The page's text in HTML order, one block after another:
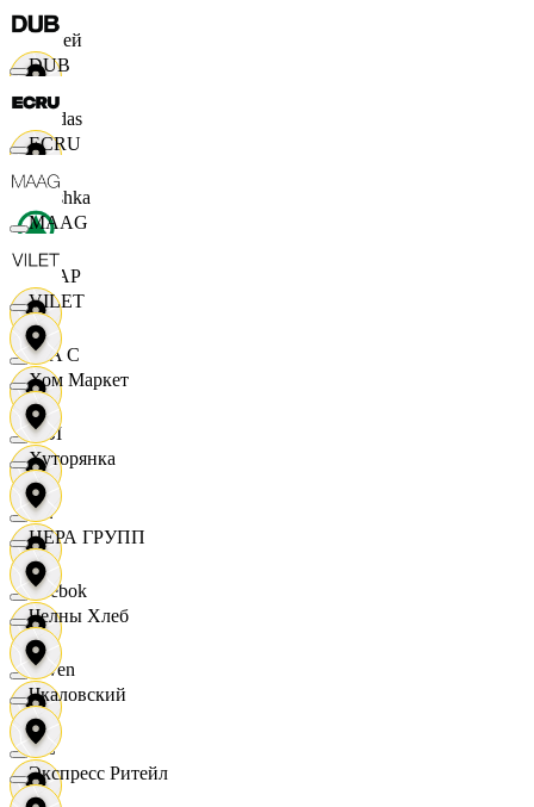
7 дней
Adidas
Bershka
СПАР
M A C
OBI
RE
Reebok
Seven
XC
DUB
ECRU
MAAG
VILET
Хом Маркет
Хуторянка
ЦЕРА ГРУПП
Челны Хлеб
Чкаловский
Экспресс Ритейл